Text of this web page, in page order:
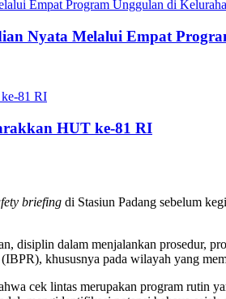
Nyata Melalui Empat
HUT ke-81 RI
briefing di Stasiun Padang sebelum
disiplin dalam menjalankan prosedur,
khususnya pada wilayah yang
cek lintas merupakan program rutin